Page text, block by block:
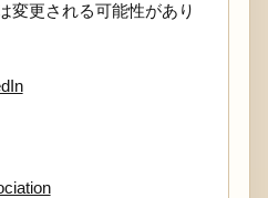
変更される可能性があり